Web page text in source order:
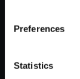
Preferences
Statistics
おすすめ商品